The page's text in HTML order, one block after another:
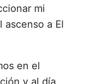
mi
ascenso a El
en el
y al día